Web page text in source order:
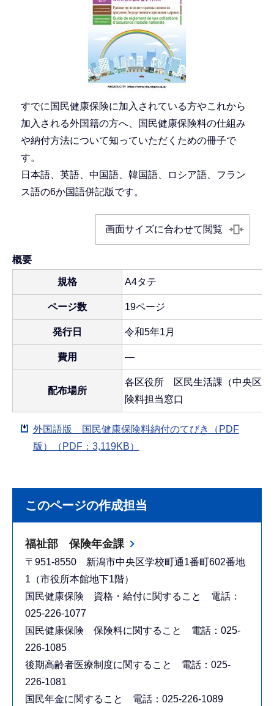
すでに国民健康保険に加入されている方やこれから
加入される外国籍の方へ、国民健康保険料の仕組み
や納付方法について知っていただくための冊子で
す。
日本語、英語、中国語、韓国語、ロシア語、フラン
ス語の6か国語併記版です。
画面サイズに合わせて閲覧
概要
規格 A4タテ
ページ数 19ページ
発行日 令和5年1月
費用 ―
配布場所
各区役所 区民生活課（中央区
険料担当窓口
外国語版 国民健康保険料納付のてびき（PDF
版）（PDF：3,119KB）
このページの作成担当
福祉部 保険年金課
〒951-8550 新潟市中央区学校町通1番町602番地
1（市役所本館地下1階）
国民健康保険 資格・給付に関すること 電話：
025-226-1077
国民健康保険 保険料に関すること 電話：025-
226-1085
後期高齢者医療制度に関すること 電話：025-
226-1081
国民年金に関すること 電話：025-226-1089